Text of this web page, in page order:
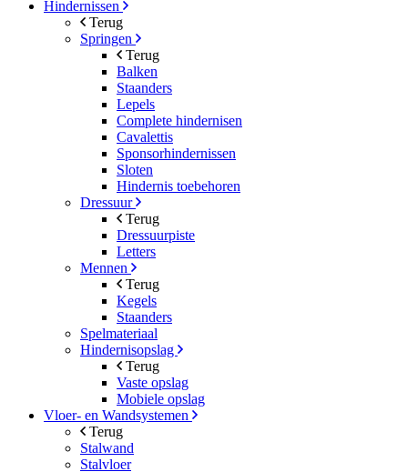
Hindernissen
Terug
Springen
Terug
Balken
Staanders
Lepels
Complete hindernisen
Cavalettis
Sponsorhindernissen
Sloten
Hindernis toebehoren
Dressuur
Terug
Dressuurpiste
Letters
Mennen
Terug
Kegels
Staanders
Spelmateriaal
Hindernisopslag
Terug
Vaste opslag
Mobiele opslag
Vloer- en Wandsystemen
Terug
Stalwand
Stalvloer